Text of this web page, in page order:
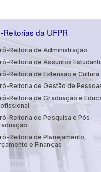
Reitorias da UFPR
Reitoria de Administração
Reitoria de Assuntos
Reitoria de Extensão e Cultura
Reitoria de Gestão de
Reitoria de Graduação e
Reitoria de Pesquisa e Pós-
Reitoria de Planejamento,
e Finanças